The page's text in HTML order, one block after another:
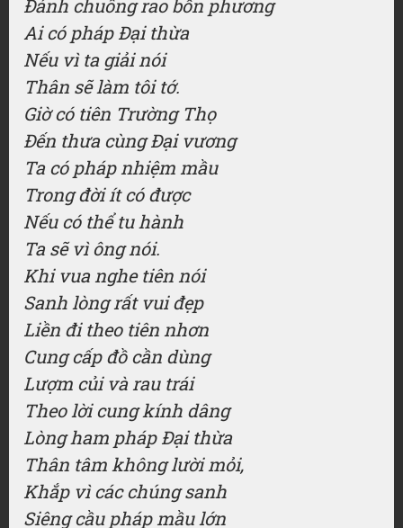
Đánh chuông rao bốn phương
Ai có pháp Đại thừa
Nếu vì ta giải nói
Thân sẽ làm tôi tớ.
Giờ có tiên Trường Thọ
Đến thưa cùng Đại vương
Ta có pháp nhiệm mầu
Trong đời ít có được
Nếu có thể tu hành
Ta sẽ vì ông nói.
Khi vua nghe tiên nói
Sanh lòng rất vui đẹp
Liền đi theo tiên nhơn
Cung cấp đồ cần dùng
Lượm củi và rau trái
Theo lời cung kính dâng
Lòng ham pháp Đại thừa
Thân tâm không lười mỏi,
Khắp vì các chúng sanh
Siêng cầu pháp mầu lớn